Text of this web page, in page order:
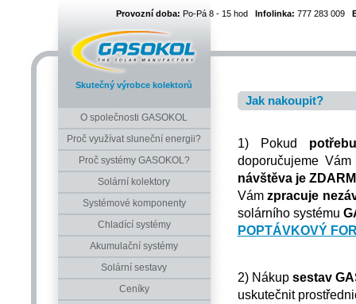
Provozní doba: Po-Pá 8 - 15 hod Infolinka: 777 283 009
Skutečný výrobce kolektorů
O společnosti GASOKOL
Proč využívat sluneční energii?
Proč systémy GASOKOL?
Solární kolektory
Systémové komponenty
Chladící systémy
Akumulační systémy
Solární sestavy
Ceníky
Jak nakoupit?
1) Pokud
doporučujeme
návštěva je
Vámzpracuje
solárního systému
POPTÁVKOVÝ
2) Nákup sestav
uskutečnit